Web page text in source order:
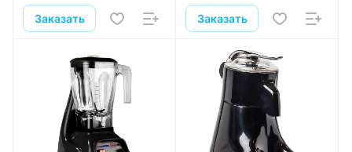
Заказать Заказать